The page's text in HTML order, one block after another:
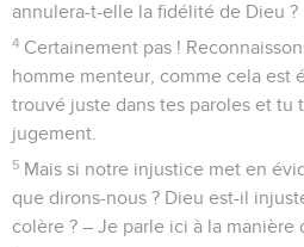
annulera-t-elle la fidélité de Dieu ?
4 Certainement pas !
homme menteur, comme cela est
trouvé juste dans tes paroles et tu
jugement.
5 Mais si notre injustice met en
que dirons-nous ? Dieu est-il
colère ? – Je parle ici à la manière